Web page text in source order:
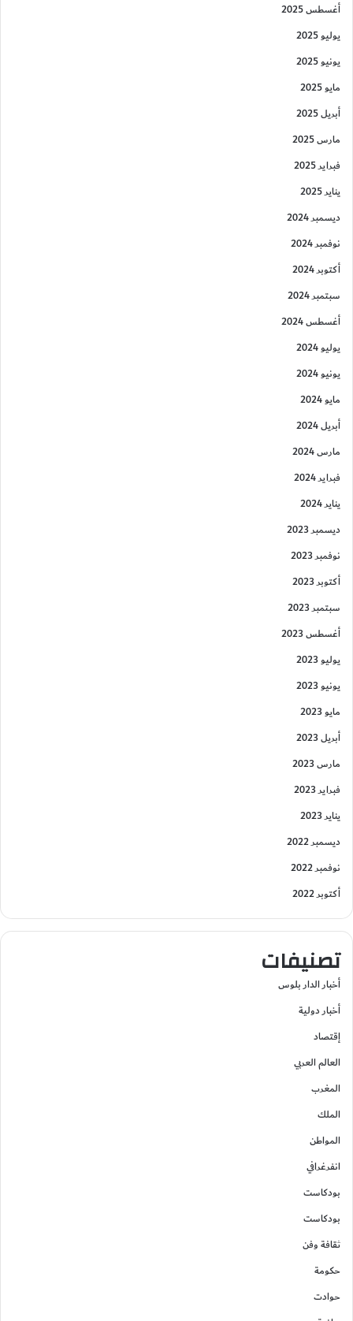
أغسطس 2025
يوليو 2025
يونيو 2025
مايو 2025
أبريل 2025
مارس 2025
فبراير 2025
يناير 2025
ديسمبر 2024
نوفمبر 2024
أكتوبر 2024
سبتمبر 2024
أغسطس 2024
يوليو 2024
يونيو 2024
مايو 2024
أبريل 2024
مارس 2024
فبراير 2024
يناير 2024
ديسمبر 2023
نوفمبر 2023
أكتوبر 2023
سبتمبر 2023
أغسطس 2023
يوليو 2023
يونيو 2023
مايو 2023
أبريل 2023
مارس 2023
فبراير 2023
يناير 2023
ديسمبر 2022
نوفمبر 2022
أكتوبر 2022
تصنيفات
أخبار الدار بلوس
أخبار دولية
إقتصاد
العالم العربي
المغرب
الملك
المواطن
انفرغرافي
بودكاست
بودكاست
ثقافة وفن
حكومة
حوادت